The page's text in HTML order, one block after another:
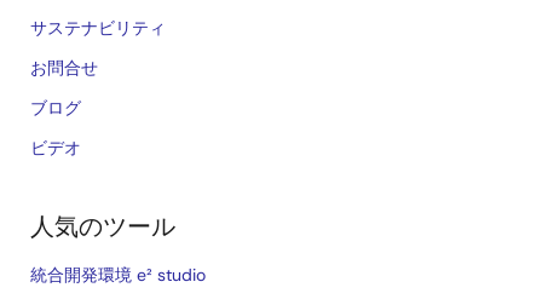
サステナビリティ
お問合せ
ブログ
ビデオ
人気のツール
統合開発環境 e² studio